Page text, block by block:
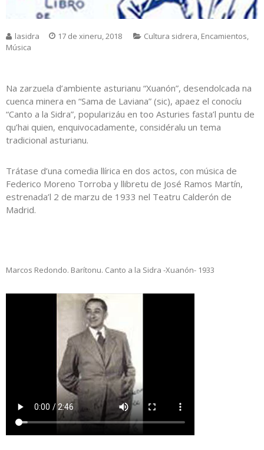
lasidra 17 de xineru, 2018 Cultura sidrera, Encamientos,
Música
Na zarzuela d’ambiente asturianu “Xuanón”, desendolcada na
cuenca minera en “Sama de Laviana” (sic), apaez el conocíu
“Canto a la Sidra”, popularizáu en too Asturies fasta’l puntu de
qu’hai quien, enquivocadamente, considéralu un tema
tradicional asturianu.
Trátase d’una comedia llírica en dos actos, con música de
Federico Moreno Torroba y llibretu de José Ramos Martín,
estrenada’l 2 de marzu de 1933 nel Teatru Calderón de
Madrid.
Marcos Redondo. Barítonu. Canto a la Sidra -Xuanón- 1933